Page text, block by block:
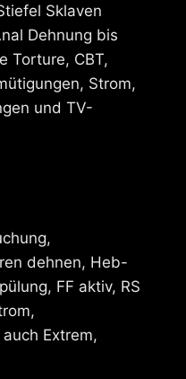
Sklaven
Dehnung bis
Torture, CBT,
Strom,
und TV-
dehnen, Heb-
FF aktiv, RS
Extrem,